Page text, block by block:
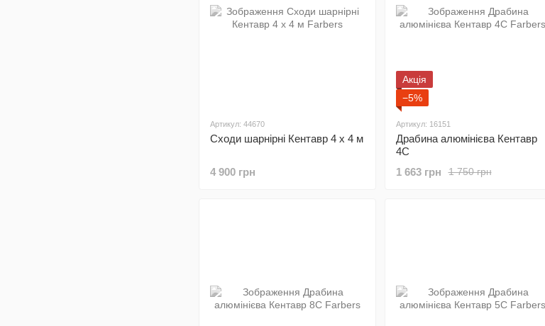
Артикул: 44670
Сходи шарнірні Кентавр 4 х 4 м
4 900 грн
Акція
−5%
Артикул: 16151
Драбина алюмінієва Кентавр
4С
1 750 грн
1 663 грн